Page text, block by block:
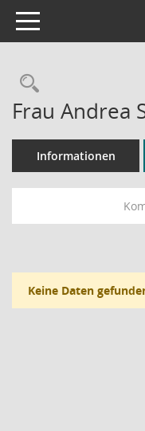
Toggle navigation
Frau Andrea
Informationen
Keine Daten